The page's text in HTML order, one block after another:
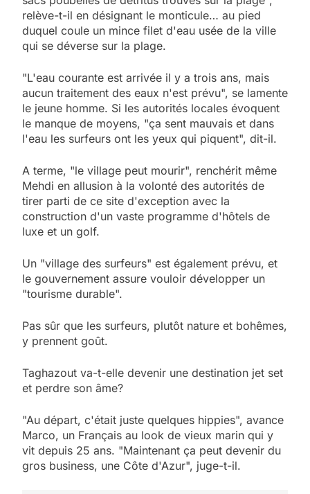
relève-t-il en désignant le monticule… au pied
duquel coule un mince filet d'eau usée de la ville
qui se déverse sur la plage.
"L'eau courante est arrivée il y a trois ans, mais
aucun traitement des eaux n'est prévu", se lamente
le jeune homme. Si les autorités locales évoquent
le manque de moyens, "ça sent mauvais et dans
l'eau les surfeurs ont les yeux qui piquent", dit-il.
A terme, "le village peut mourir", renchérit même
Mehdi en allusion à la volonté des autorités de
tirer parti de ce site d'exception avec la
construction d'un vaste programme d'hôtels de
luxe et un golf.
Un "village des surfeurs" est également prévu, et
le gouvernement assure vouloir développer un
"tourisme durable".
Pas sûr que les surfeurs, plutôt nature et bohêmes,
y prennent goût.
Taghazout va-t-elle devenir une destination jet set
et perdre son âme?
"Au départ, c'était juste quelques hippies", avance
Marco, un Français au look de vieux marin qui y
vit depuis 25 ans. "Maintenant ça peut devenir du
gros business, une Côte d'Azur", juge-t-il.